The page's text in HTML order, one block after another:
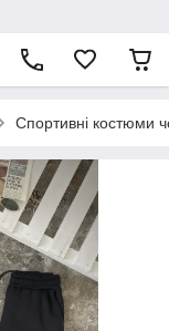
Спортивні костюми